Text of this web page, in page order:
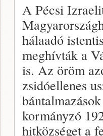
A Pécsi
hálaadó
meghívták a
is. Az öröm
zsidóellenes
kormányzó
hitközséget a